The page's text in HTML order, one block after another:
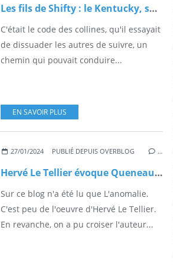
Les fils de Shifty : le Kentucky, sa nature, ses hommes, ses flingues
C'était le code des collines, qu'il essayait
de dissuader les autres de suivre, un
chemin qui pouvait conduire...
EN SAVOIR PLUS
27/01/2024 PUBLIÉ DEPUIS OVERBLOG …
Hervé Le Tellier évoque Queneau, Asimov, les Clash, le Nicaragua
Sur ce blog n'a été lu que L'anomalie.
C'est peu de l'oeuvre d'Hervé Le Tellier.
En revanche, on a pu croiser l'auteur...